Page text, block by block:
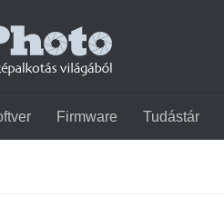
Firmware Tudástár